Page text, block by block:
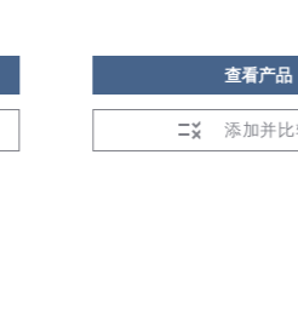
查看产品
添加并